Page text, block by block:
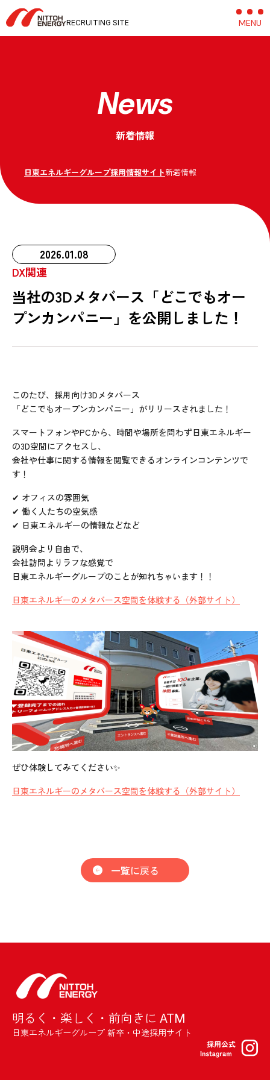
RECRUITING SITE MENU
News
新着情報
日東エネルギーグループ採用情報サイト新着情報
2026.01.08
DX関連
当社の3Dメタバース「どこでもオー
プンカンパニー」を公開しました！
このたび、採用向け3Dメタバース
「どこでもオープンカンパニー」がリリースされました！
スマートフォンやPCから、時間や場所を問わず日東エネルギー
の3D空間にアクセスし、
会社や仕事に関する情報を閲覧できるオンラインコンテンツで
す！
✔ オフィスの雰囲気
✔ 働く人たちの空気感
✔ 日東エネルギーの情報などなど
説明会より自由で、
会社訪問よりラフな感覚で
日東エネルギーグループのことが知れちゃいます！！
日東エネルギーのメタバース空間を体験する（外部サイト）
ぜひ体験してみてください✨
日東エネルギーのメタバース空間を体験する（外部サイト）
一覧に戻る
明るく・楽しく・前向きに ATM
日東エネルギーグループ 新卒・中途採用サイト